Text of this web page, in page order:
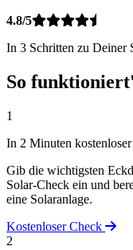
4.8/5
In 3 Schritten zu Deiner
So
1
In 2 Minuten
Gib die wichtigsten
Solar-Check ein und
eine Solaranlage.
Kostenloser Check
2